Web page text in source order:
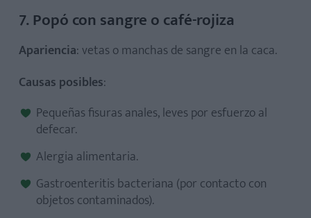
7. Popó con sangre o café-rojiza
Apariencia: vetas o manchas de sangre en la caca.
Causas posibles:
Pequeñas fisuras anales, leves por esfuerzo al
defecar.
Alergia alimentaria.
Gastroenteritis bacteriana (por contacto con
objetos contaminados).